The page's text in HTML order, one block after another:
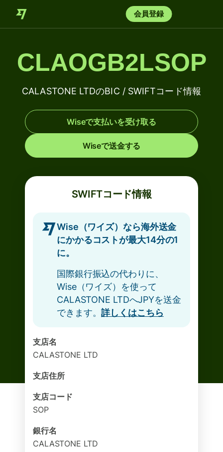
会員登録
CLAOGB2LSOP
CALASTONE LTDのBIC / SWIFTコード情報
Wiseで支払いを受け取る
Wiseで送金する
SWIFTコード情報
Wise（ワイズ）なら海外送金
にかかるコストが最大14分の1
に。
国際銀行振込の代わりに、
Wise（ワイズ）を使って
CALASTONE LTDへJPYを送金
できます。詳しくはこちら
支店名
CALASTONE LTD
支店住所
支店コード
SOP
銀行名
CALASTONE LTD